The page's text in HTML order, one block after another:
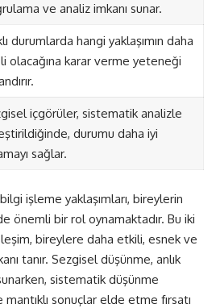
ve analiz imkanı sunar.
durumlarda hangi yaklaşımın daha
olacağına karar verme yeteneği
içgörüler, sistematik analizle
durumu daha iyi
sağlar.
işleme yaklaşımları, bireylerin
önemli bir rol oynamaktadır. Bu iki
bireylere daha etkili, esnek ve
tanır. Sezgisel düşünme, anlık
sistematik düşünme
sonuçlar elde etme fırsatı